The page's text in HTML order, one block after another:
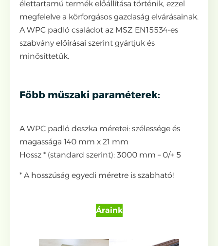
élettartamú termék előállítása történik, ezzel
megfelelve a körforgásos gazdaság elvárásainak.
A WPC padló családot az MSZ EN15534-es
szabvány előírásai szerint gyártjuk és
minősíttetük.
Főbb műszaki paraméterek:
A WPC padló deszka méretei: szélessége és
magassága 140 mm x 21 mm
Hossz * (standard szerint): 3000 mm – 0/+ 5
* A hosszúság egyedi méretre is szabható!
Áraink